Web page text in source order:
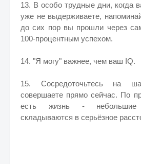
13. В особо трудные дни, когда
уже не выдерживаете,
до сих пор вы прошли через
100-процентным успехом.
14. "Я могу" важнее, чем ваш IQ.
15. Сосредоточьтесь на
совершаете прямо сейчас. По
есть жизнь - небольшие
складываются в серьёзное